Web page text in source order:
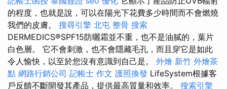
的程度，也就是說，可以在陽光下花費多少時間而不會燃燒
我們的皮膚。 搜尋引擎 北屯 整骨 搜索
DERMEDICS®SPF15防曬霜並不重，也不是油膩的，葉片
白色層。 它不會刺激，也不會隱藏毛孔，而且穿它是如此
令人愉快，以至於您沒有意識到自己是。 外燴 新竹 外燴茶
點 網路行銷公司 記帳士 作文 護照換發 LifeSystem根據客
戶反饋不斷開發其產品，提供最高質量和效率。 搜索引擎